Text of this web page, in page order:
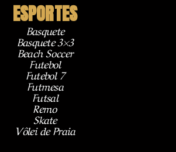
ESPORTES
Basquete
Basquete 3×3
Beach Soccer
Futebol
Futebol 7
Futmesa
Futsal
Remo
Skate
Vôlei de Praia